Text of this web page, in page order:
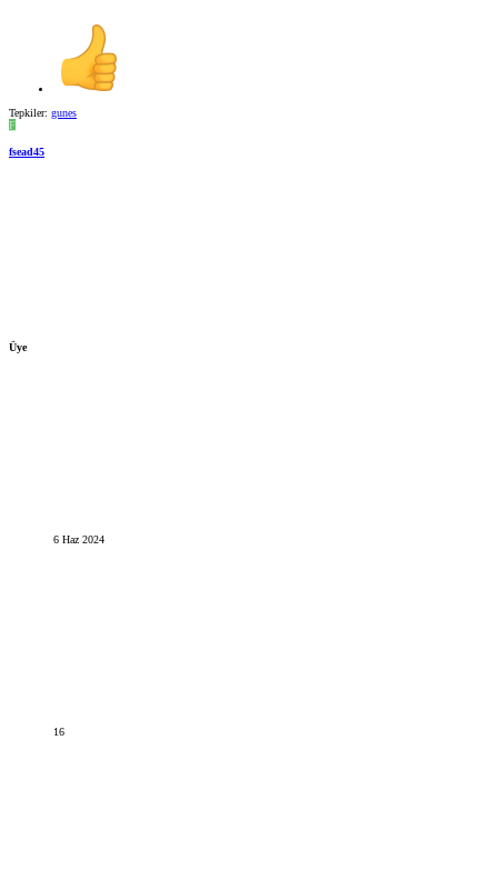
Tepkiler: gunes
F
fsead45
Üye
6 Haz 2024
16